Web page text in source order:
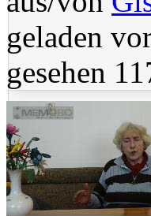
geladen
gesehen